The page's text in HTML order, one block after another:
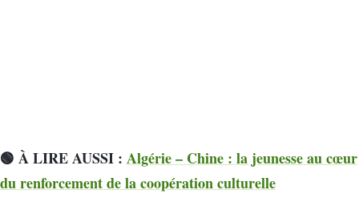
🟢 À LIRE AUSSI : Algérie – Chine : la jeunesse au cœur
du renforcement de la coopération culturelle